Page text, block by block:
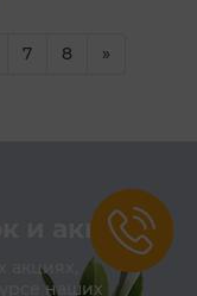
7 8 »
и акций
наших